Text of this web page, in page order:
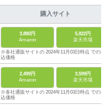
購入サイト
3,880円
Amazon
5,822円
楽天市場
※各社通販サイトの 2024年11月03日時点 での税
込価格
2,499円
Amazon
3,599円
楽天市場
※各社通販サイトの 2024年11月03日時点 での税
込価格